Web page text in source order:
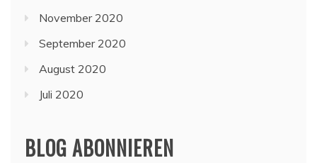
November 2020
September 2020
August 2020
Juli 2020
BLOG ABONNIEREN